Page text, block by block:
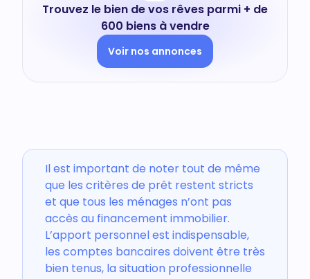
Trouvez le bien de vos rêves parmi + de
600 biens à vendre
Voir nos annonces
Il est important de noter tout de même
que les critères de prêt restent stricts
et que tous les ménages n’ont pas
accès au financement immobilier.
L’apport personnel est indispensable,
les comptes bancaires doivent être très
bien tenus, la situation professionnelle